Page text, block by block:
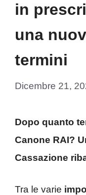
in
una
termini
Dicembre 21,
Dopo quanto
Canone RAI?
Cassazione
Tra le varie